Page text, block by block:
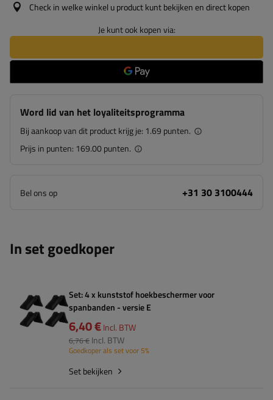
Check in welke winkel u product kunt bekijken en direct kopen
Je kunt ook kopen via:
Word lid van het loyaliteitsprogramma
Bij aankoop van dit product krijg je: 1.69 punten.
Prijs in punten: 169.00 punten.
Bel ons op +31 30 3100444
In set goedkoper
Set: 4 x kunststof hoekbeschermer voor
spanbanden - versie E
6,40 €Incl. BTW
6,76 € Incl. BTW
Goedkoper als set voor 5%
Set bekijken